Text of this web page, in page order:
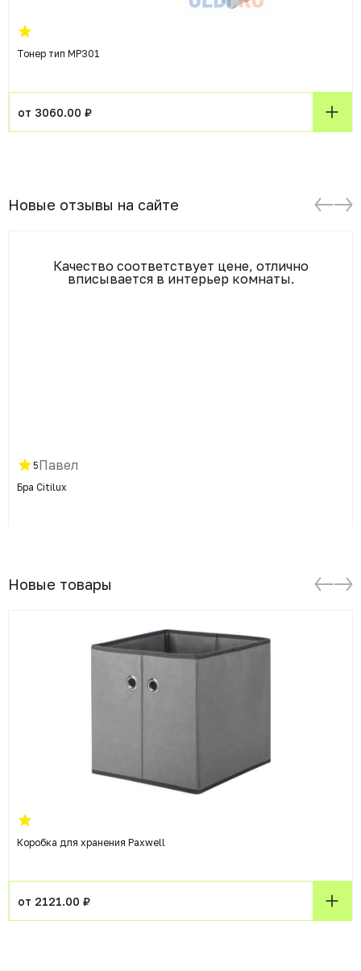
Тонер тип MP301
от 3060.00 ₽
Новые отзывы на сайте
Качество соответствует цене, отлично
вписывается в интерьер комнаты.
5Павел
Бра Citilux
Новые товары
Коробка для хранения Paxwell
от 2121.00 ₽